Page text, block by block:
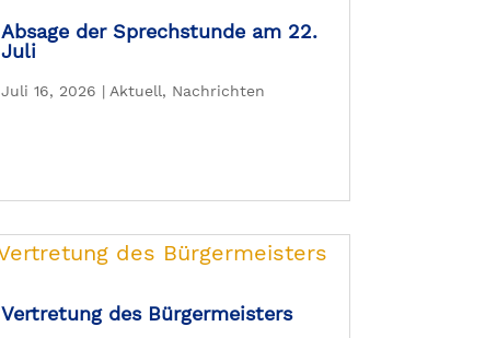
Absage der Sprechstunde am 22.
Juli
Juli 16, 2026 | Aktuell, Nachrichten
Vertretung des Bürgermeisters